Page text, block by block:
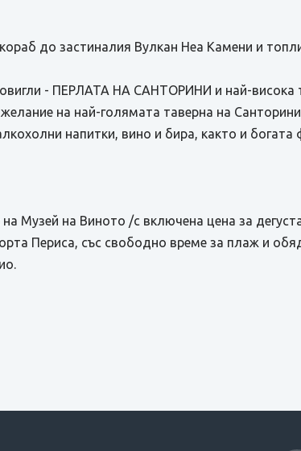
до застиналия Вулкан Неа Камени и
- ПЕРЛАТА НА САНТОРИНИ и най-висока
на най-голямата таверна на
напитки, вино и бира, както и
Музей на Виното /с включена цена за
Периса, със свободно време за плаж и